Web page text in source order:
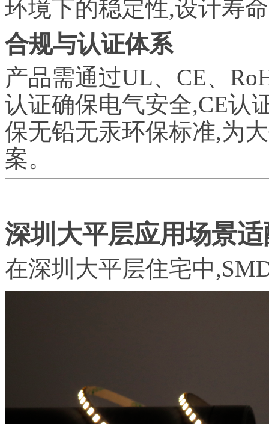
环境下的稳定性,设计寿
合规与认证体系
产品需通过UL、CE、
认证确保电气安全,CE认
保无铅无汞环保标准,为
案。
深圳大平层应用场景适
在深圳大平层住宅中